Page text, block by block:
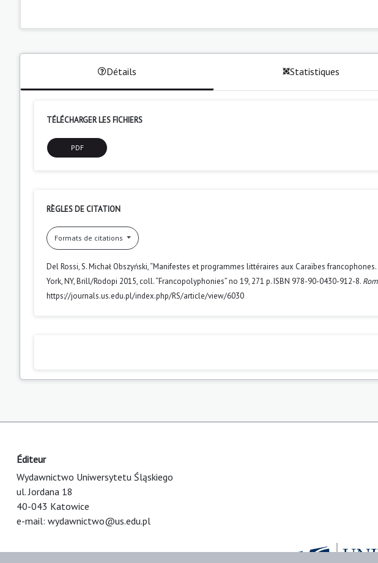
Détails Statistiques
TÉLÉCHARGER LES FICHIERS
PDF
RÈGLES DE CITATION
Formats de citations
Del Rossi, S. Michał Obszyński, “Manifestes et programmes littéraires aux Caraïbes
York, NY, Brill/Rodopi 2015, coll. “Francopolyphonies” no 19, 271 p. ISBN 978-90-0430-912-8.
https://journals.us.edu.pl/index.php/RS/article/view/6030
Éditeur
Wydawnictwo Uniwersytetu Śląskiego
ul. Jordana 18
40-043 Katowice
e-mail: wydawnictwo@us.edu.pl